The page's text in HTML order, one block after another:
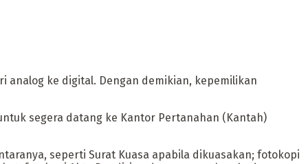
analog ke digital. Dengan demikian, kepemilikan
segera datang ke Kantor Pertanahan (Kantah)
seperti Surat Kuasa apabila dikuasakan; fotokopi